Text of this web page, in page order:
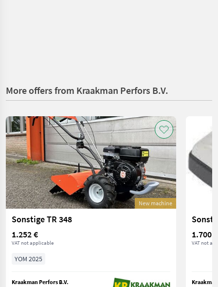
More offers from Kraakman Perfors B.V.
New machine
Sonstige TR 348
1.252 €
VAT not applicable
YOM 2025
Kraakman Perfors B.V.
1.700 €
VAT not